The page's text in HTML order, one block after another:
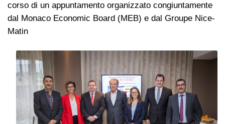
corso di un appuntamento organizzato congiuntamente
dal Monaco Economic Board (MEB) e dal Groupe Nice-
Matin